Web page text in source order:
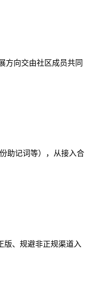
方向交由社区成员共同
助记词等），从接入合
版、规避非正规渠道入